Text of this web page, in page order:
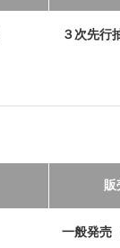
３次先行
一般発売